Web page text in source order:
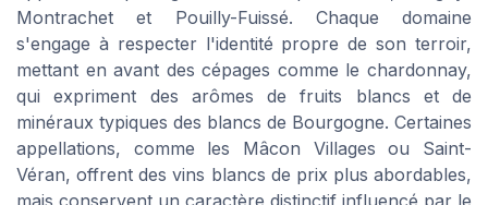
Montrachet et Pouilly-Fuissé. Chaque domaine
s'engage à respecter l'identité propre de son terroir,
mettant en avant des cépages comme le chardonnay,
qui expriment des arômes de fruits blancs et de
minéraux typiques des blancs de Bourgogne. Certaines
appellations, comme les Mâcon Villages ou Saint-
Véran, offrent des vins blancs de prix plus abordables,